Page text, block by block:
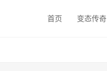
首页 变态传奇